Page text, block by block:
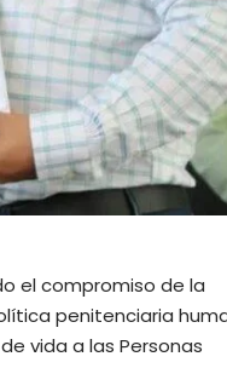
el compromiso de la
penitenciaria
vida a las Personas